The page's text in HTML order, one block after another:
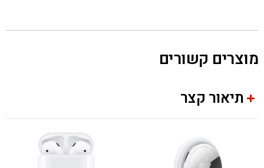
מוצרים קשורים
תיאור קצר